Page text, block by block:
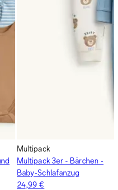
Multipack
Multipack 3er - Bärchen -
Baby-Schlafanzug
24,99 €